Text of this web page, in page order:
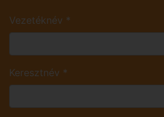
Vezetéknév *
Keresztnév *